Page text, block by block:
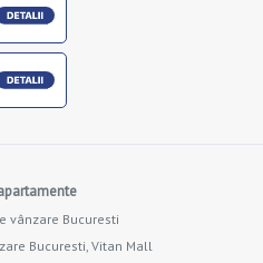
vânzare Bucuresti
Bucuresti, Vitan Mall